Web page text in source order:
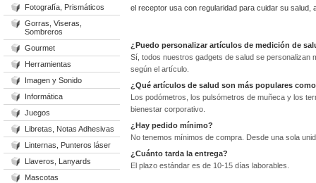
Fotografía, Prismáticos
Gorras, Viseras,
Sombreros
Gourmet
Herramientas
Imagen y Sonido
Informática
Juegos
Libretas, Notas Adhesivas
Linternas, Punteros láser
Llaveros, Lanyards
Mascotas
el receptor usa con regularidad para cuidar su
¿Puedo personalizar artículos de medición de
Sí, todos nuestros gadgets de salud se personalizan
según el artículo.
¿Qué artículos de salud son más populares
Los podómetros, los pulsómetros de muñeca y los
bienestar corporativo.
¿Hay pedido mínimo?
No tenemos mínimos de compra. Desde una sola
¿Cuánto tarda la entrega?
El plazo estándar es de 10-15 días laborables.